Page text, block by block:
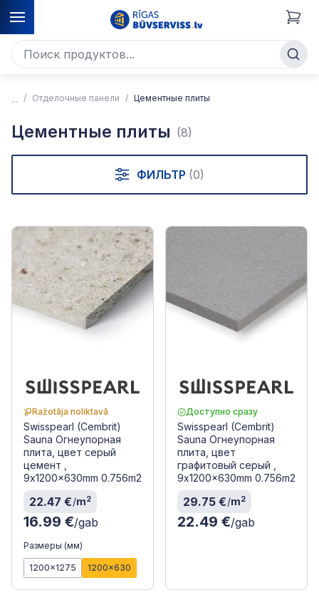
Отделочные панели Цементные плиты
Цементные плиты (8)
ФИЛЬТР (0)
Ražotāja noliktavā
Swisspearl (Cembrit)
Sauna Огнеупорная
плита, цвет серый
цемент ,
9x1200x630mm 0.756m2
22.47 €/m2
16.99 €/gab
Размеры (мм)
1200x1275 1200x630
Доступно сразу
Swisspearl (Cembrit)
Sauna Огнеупорная
плита, цвет
графитовый серый ,
9x1200x630mm 0.756m2
29.75 €/m2
22.49 €/gab